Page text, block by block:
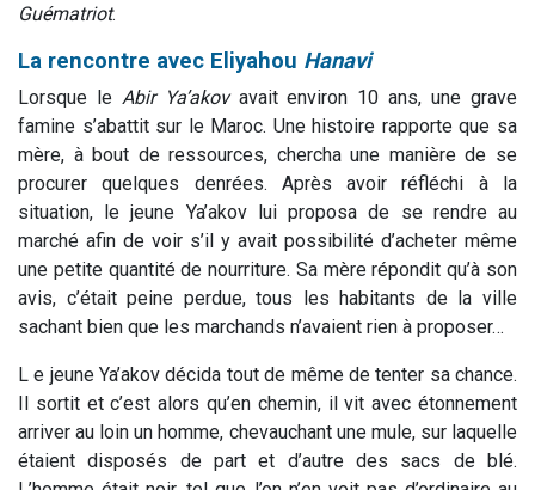
Guématriot.
La rencontre avec Eliyahou Hanavi
Lorsque le Abir Ya’akovavait environ 10 ans, une grave
famine s’abattit sur le Maroc. Une histoire rapporte que sa
mère, à bout de ressources, chercha une manière de se
procurer quelques denrées. Après avoir réfléchi à la
situation, le jeune Ya’akov lui proposa de se rendre au
marché afin de voir s’il y avait possibilité d’acheter même
une petite quantité de nourriture. Sa mère répondit qu’à son
avis, c’était peine perdue, tous les habitants de la ville
sachant bien que les marchands n’avaient rien à proposer…
L e jeune Ya’akov décida tout de même de tenter sa chance.
Il sortit et c’est alors qu’en chemin, il vit avec étonnement
arriver au loin un homme, chevauchant une mule, sur laquelle
étaient disposés de part et d’autre des sacs de blé.